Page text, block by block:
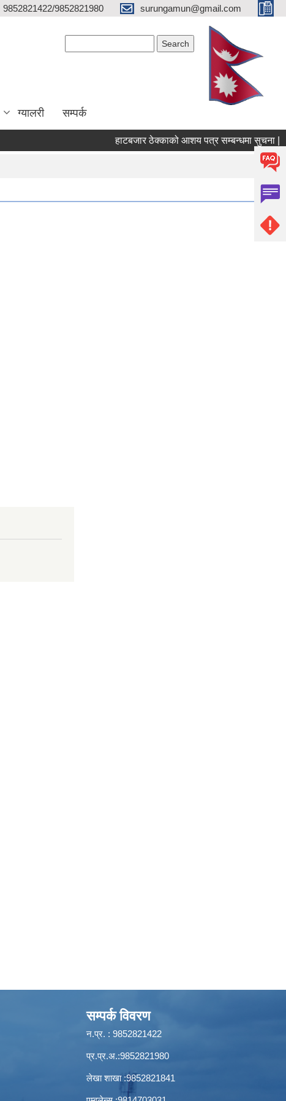
9852821422/9852821980 surungamun@gmail.com
ग्यालरी सम्पर्क
हाटबजार ठेक्काको आशय पत्र सम्बन्धमा सुचना |
सम्पर्क विवरण
न.प्र. : 9852821422
प्र.प्र.अ.:9852821980
लेखा शाखा :9852821841